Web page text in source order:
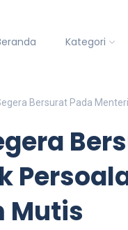
Kategori
Bersurat Pada
Mutis